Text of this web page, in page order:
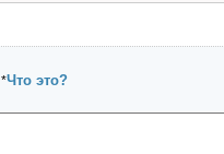
*Что это?